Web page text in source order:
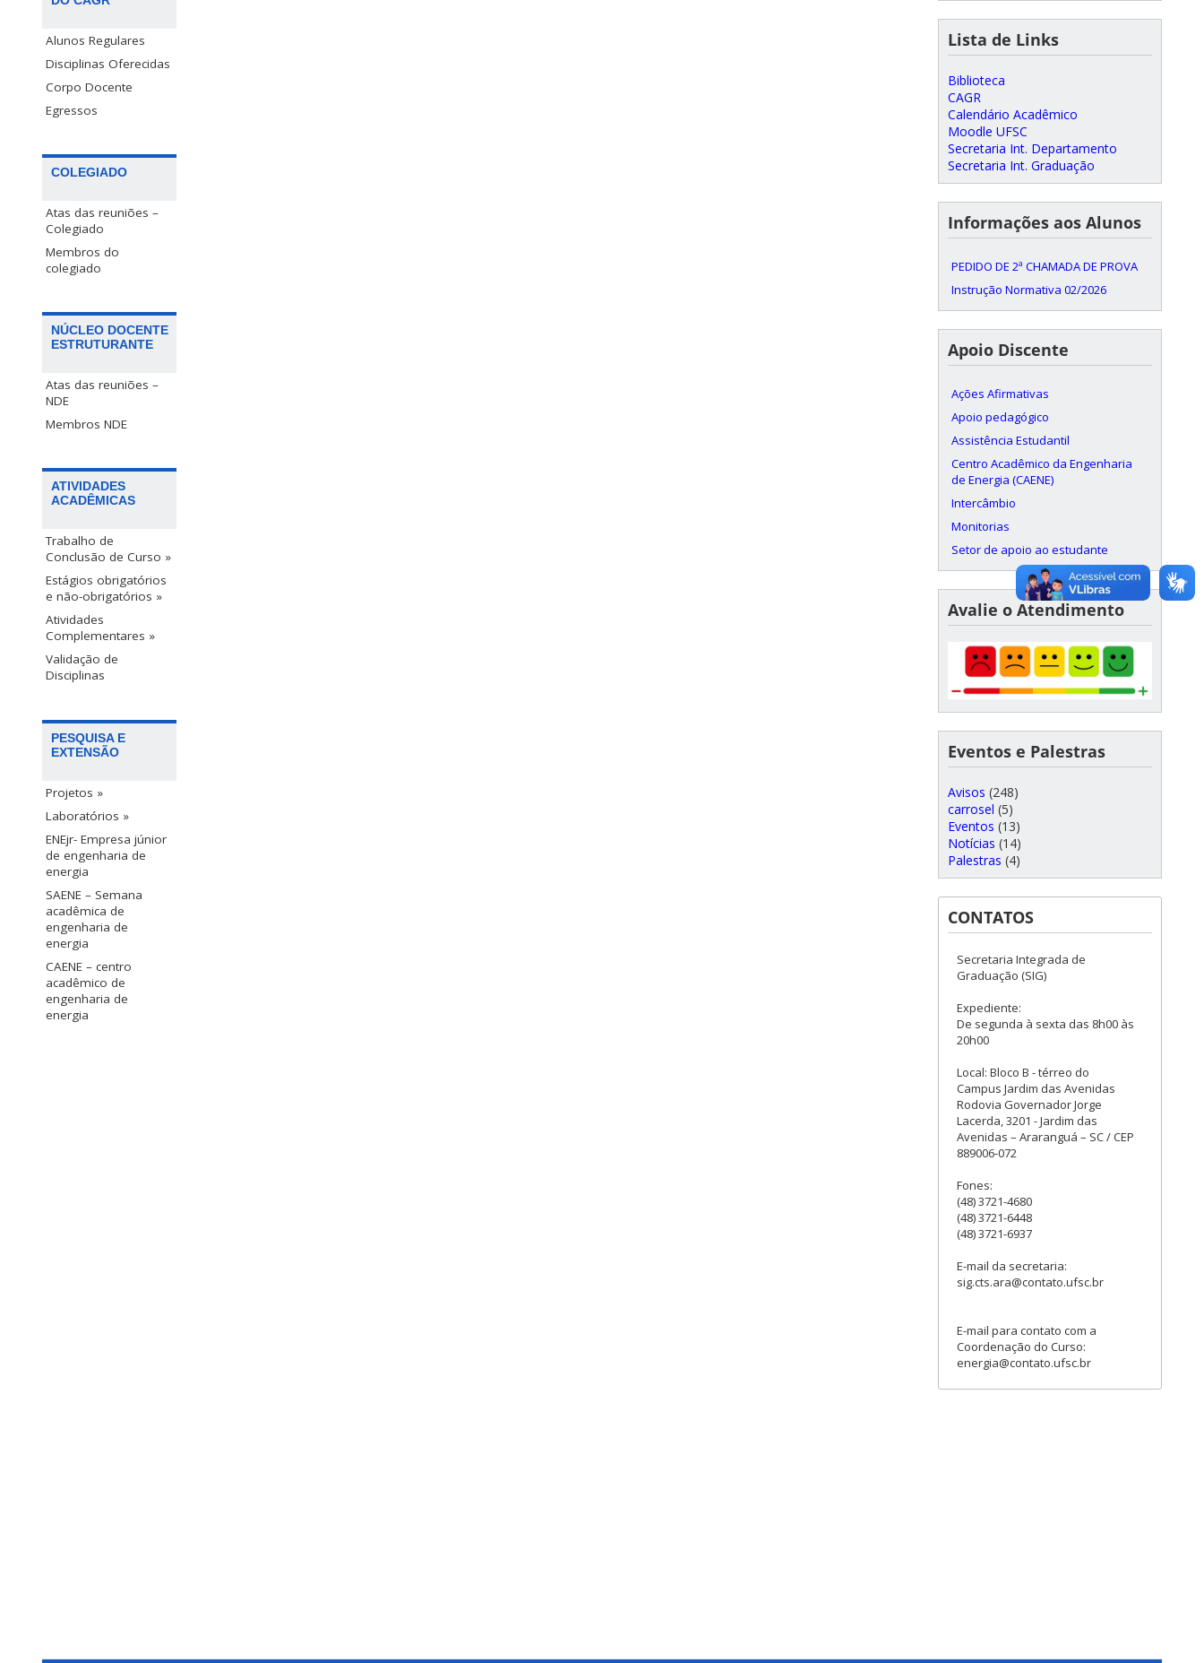
Alunos Regulares
Disciplinas Oferecidas
Corpo Docente
Egressos
COLEGIADO
Atas das reuniões –
Colegiado
Membros do
colegiado
NÚCLEO DOCENTE
ESTRUTURANTE
Atas das reuniões –
NDE
Membros NDE
ATIVIDADES
ACADÊMICAS
Trabalho de
Conclusão de Curso »
Estágios obrigatórios
e não-obrigatórios »
Atividades
Complementares »
Validação de
Disciplinas
PESQUISA E
EXTENSÃO
Projetos »
Laboratórios »
ENEjr- Empresa júnior
de engenharia de
energia
SAENE – Semana
acadêmica de
engenharia de
energia
CAENE – centro
acadêmico de
engenharia de
energia
Lista de Links
Biblioteca
CAGR
Calendário Acadêmico
Moodle UFSC
Secretaria Int. Departamento
Secretaria Int. Graduação
Informações aos Alunos
PEDIDO DE 2ª CHAMADA DE PROVA
Instrução Normativa 02/2026
Apoio Discente
Ações Afirmativas
Apoio pedagógico
Assistência Estudantil
Centro Acadêmico da Engenharia
de Energia (CAENE)
Intercâmbio
Monitorias
Setor de apoio ao estudante
Avalie o Atendimento
Eventos e Palestras
Avisos (248)
carrosel (5)
Eventos (13)
Notícias (14)
Palestras (4)
CONTATOS
Secretaria Integrada de
Graduação (SIG)
Expediente:
De segunda à sexta das 8h00 às
20h00
Local: Bloco B - térreo do
Campus Jardim das Avenidas
Rodovia Governador Jorge
Lacerda, 3201 - Jardim das
Avenidas – Araranguá – SC / CEP
889006-072
Fones:
(48) 3721-4680
(48) 3721-6448
(48) 3721-6937
E-mail da secretaria:
sig.cts.ara@contato.ufsc.br
E-mail para contato com a
Coordenação do Curso:
energia@contato.ufsc.br